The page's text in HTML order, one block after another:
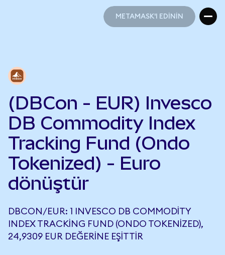
METAMASK'I EDİNİN
(DBCon - EUR) Invesco
DB Commodity Index
Tracking Fund (Ondo
Tokenized) - Euro
dönüştür
DBCON/EUR: 1 INVESCO DB COMMODITY
INDEX TRACKING FUND (ONDO TOKENIZED),
24,9309 EUR DEĞERINE EŞITTIR